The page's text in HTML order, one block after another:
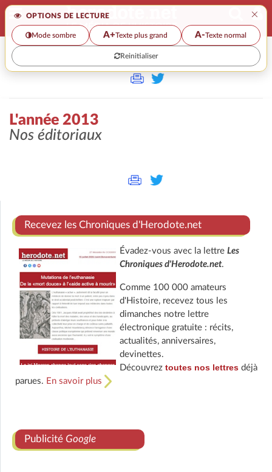
OPTIONS DE LECTURE ×
Mode sombre A+Texte plus grand A-Texte normal
Reinitialiser
>>
L'année 2013
Nos éditoriaux
Recevez les Chroniques d'Herodote.net
Évadez-vous avec la lettre Les
Chroniques d'Herodote.net.
Comme 100 000 amateurs
d'Histoire, recevez tous les
dimanches notre lettre
électronique gratuite : récits,
actualités, anniversaires,
devinettes.
Découvrez toutes nos lettresdéjà
parues. En savoir plus
Publicité Google